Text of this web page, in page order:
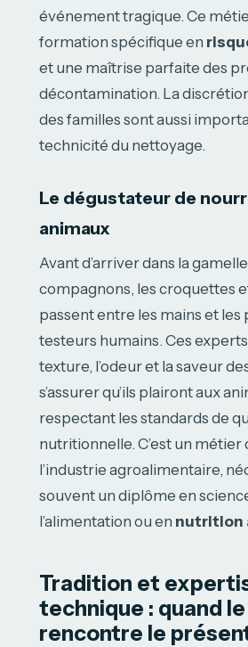
événement tragique. Ce
formation spécifique en
et une maîtrise parfaite des
décontamination. La
des familles sont aussi
technicité du nettoyage.
Le dégustateur de
animaux
Avant d’arriver dans la
compagnons, les croquettes
passent entre les mains et les
testeurs humains. Ces
texture, l’odeur et la saveur
s’assurer qu’ils plairont aux
respectant les standards de
nutritionnelle. C’est un métier
l’industrie agroalimentaire,
souvent un diplôme en
l’alimentation ou en nutrition
Tradition et
technique : quand
rencontre le